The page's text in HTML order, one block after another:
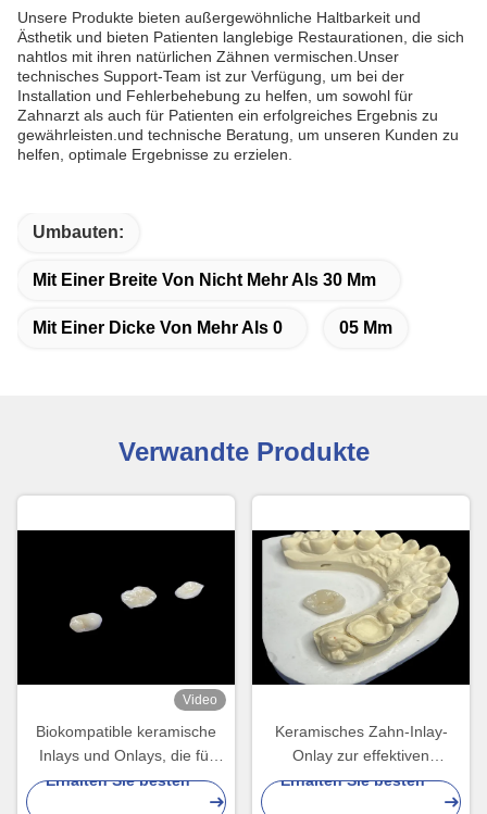
Unsere Produkte bieten außergewöhnliche Haltbarkeit und
Ästhetik und bieten Patienten langlebige Restaurationen, die sich
nahtlos mit ihren natürlichen Zähnen vermischen.Unser
technisches Support-Team ist zur Verfügung, um bei der
Installation und Fehlerbehebung zu helfen, um sowohl für
Zahnarzt als auch für Patienten ein erfolgreiches Ergebnis zu
gewährleisten.und technische Beratung, um unseren Kunden zu
helfen, optimale Ergebnisse zu erzielen.
Umbauten:
Mit Einer Breite Von Nicht Mehr Als 30 Mm
Mit Einer Dicke Von Mehr Als 0 05 Mm
Verwandte Produkte
Video
Biokompatible keramische
Inlays und Onlays, die für
eine komfortable Haltbarkeit
und nahtlose Integration in
Erhalten Sie besten
Keramisches Zahn-Inlay-
Onlay zur effektiven
Zahnreparatur mit
Erhalten Sie besten